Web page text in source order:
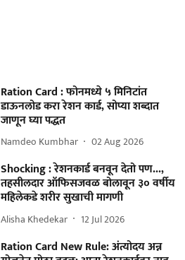
Ration Card : फोनमध्ये ५ मिनिटांत
डाऊनलोड करा रेशन कार्ड, सोप्या शब्दात
जाणून घ्या पद्धत
Namdeo Kumbhar 02 Aug 2026
Shocking : रेशनकार्ड बनवून देतो पण...,
तहसीलदार ऑफिसजवळ बोलावून ३० वर्षीय
महिलेकडे शरीर सुखाची मागणी
Alisha Khedekar 12 Jul 2026
Ration Card New Rule: अंत्योदय अन्न